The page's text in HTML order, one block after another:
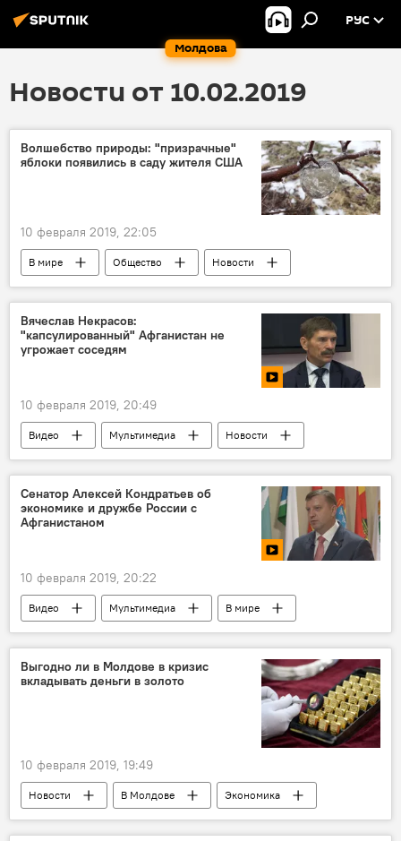
Молдова
РУС
Новости от 10.02.2019
Волшебство природы: "призрачные"
яблоки появились в саду жителя США
10 февраля 2019, 22:05
В мире Общество Новости
Вячеслав Некрасов:
"капсулированный" Афганистан не
угрожает соседям
10 февраля 2019, 20:49
Видео Мультимедиа
Новости
В мире
Политика
Афганистан
вывод советских войск из Афганистана
Сенатор Алексей Кондратьев об
экономике и дружбе России с
Афганистаном
10 февраля 2019, 20:22
Видео Мультимедиа
В мире
Политика
Новости
Россия
Афганистан: 30 лет в ожидании мира
Мультимедиа
Афганистан
Выгодно ли в Молдове в кризис
вкладывать деньги в золото
10 февраля 2019, 19:49
Новости В Молдове
Экономика
Республика Молдова
экономика